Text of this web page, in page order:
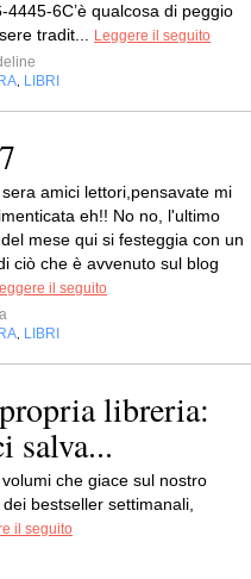
4445-6C’è qualcosa di peggio
tradit...
Leggere il seguito
LIBRI
amici lettori,pensavate mi
eh!! No no, l'ultimo
mese qui si festeggia con un
ciò che è avvenuto sul blog
il seguito
LIBRI
libreria:
salva...
che giace sul nostro
bestseller settimanali,
il seguito